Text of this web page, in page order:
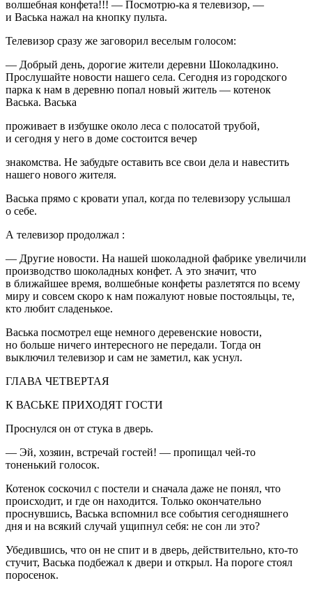
волшебная конфета!!! — Посмотрю-ка я телевизор, —
и Васька нажал на кнопку пульта.
Телевизор сразу же заговорил веселым голосом:
— Добрый день, дорогие жители деревни Шоколадкино.
Прослушайте новости нашего села. Сегодня из городского
парка к нам в деревню попал новый житель — котенок
Васька. Васька
проживает в избушке около леса с полосатой трубой,
и сегодня у него в доме состоится вечер
знакомства. Не забудьте оставить все свои дела и навестить
нашего нового жителя.
Васька прямо с кровати упал, когда по телевизору услышал
о себе.
А телевизор продолжал :
— Другие новости. На нашей шоколадной фабрике увеличили
производство шоколадных конфет. А это значит, что
в ближайшее время, волшебные конфеты разлетятся по всему
миру и совсем скоро к нам пожалуют новые постояльцы, те,
кто любит сладенькое.
Васька посмотрел еще немного деревенские новости,
но больше ничего интересного не передали. Тогда он
выключил телевизор и сам не заметил, как уснул.
ГЛАВА ЧЕТВЕРТАЯ
К ВАСЬКЕ ПРИХОДЯТ ГОСТИ
Проснулся он от стука в дверь.
— Эй, хозяин, встречай гостей! — пропищал чей-то
тоненький голосок.
Котенок соскочил с постели и сначала даже не понял, что
происходит, и где он находится. Только окончательно
проснувшись, Васька вспомнил все события сегодняшнего
дня и на всякий случай ущипнул себя: не сон ли это?
Убедившись, что он не спит и в дверь, действительно, кто-то
стучит, Васька подбежал к двери и открыл. На пороге стоял
поросенок.